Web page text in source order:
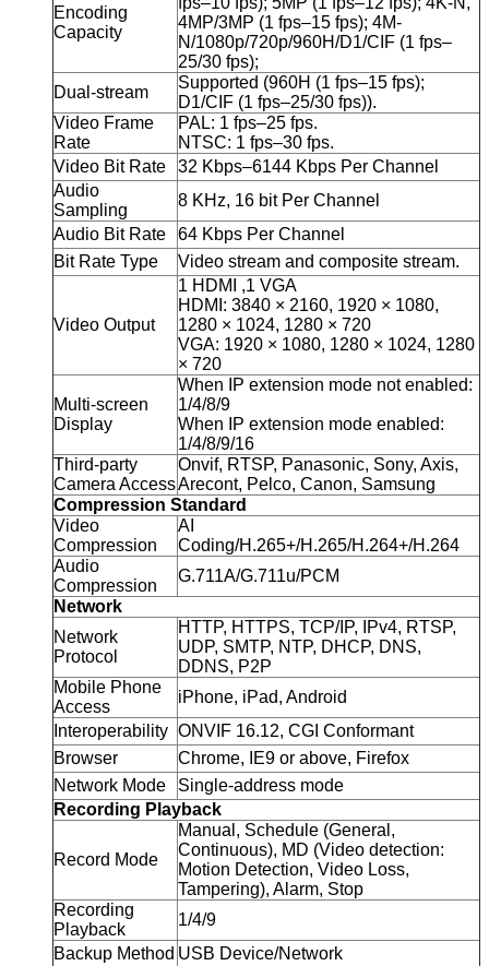
Encoding
Capacity
4MP/3MP (1 fps–15 fps); 4M-
N/1080p/720p/960H/D1/CIF (1 fps–
25/30 fps);
Dual-stream
Supported (960H (1 fps–15 fps);
D1/CIF (1 fps–25/30 fps)).
Video Frame
Rate
PAL: 1 fps–25 fps.
NTSC: 1 fps–30 fps.
Video Bit Rate
32 Kbps–6144 Kbps Per Channel
Audio
Sampling
8 KHz, 16 bit Per Channel
Audio Bit Rate
64 Kbps Per Channel
Bit Rate Type
Video stream and composite stream.
Video Output
1 HDMI ,1 VGA
HDMI: 3840 × 2160, 1920 × 1080,
1280 × 1024, 1280 × 720
VGA: 1920 × 1080, 1280 × 1024, 1280
× 720
Multi-screen
Display
When IP extension mode not enabled:
1/4/8/9
When IP extension mode enabled:
1/4/8/9/16
Third-party
Camera Access
Onvif, RTSP, Panasonic, Sony, Axis,
Arecont, Pelco, Canon, Samsung
Compression Standard
Video
Compression
AI
Coding/H.265+/H.265/H.264+/H.264
Audio
Compression
G.711A/G.711u/PCM
Network
Network
Protocol
HTTP, HTTPS, TCP/IP, IPv4, RTSP,
UDP, SMTP, NTP, DHCP, DNS,
DDNS, P2P
Mobile Phone
Access
iPhone, iPad, Android
Interoperability ONVIF 16.12, CGI Conformant
Browser
Chrome, IE9 or above, Firefox
Network Mode
Single-address mode
Recording Playback
Record Mode
Manual, Schedule (General,
Continuous), MD (Video detection:
Motion Detection, Video Loss,
Tampering), Alarm, Stop
Recording
Playback
1/4/9
Backup Method USB Device/Network